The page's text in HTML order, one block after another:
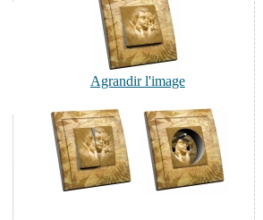
Agrandir l'image